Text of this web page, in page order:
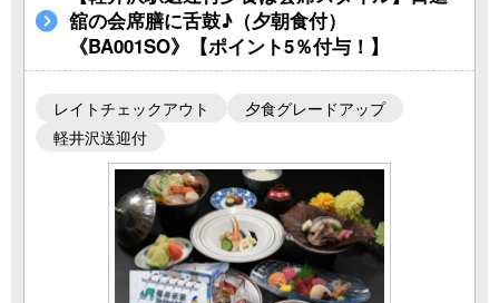
舘の会席膳に舌鼓♪（夕朝食付）
《BA001SO》【ポイント5％付与！】
レイトチェックアウト
夕食グレードアップ
軽井沢送迎付